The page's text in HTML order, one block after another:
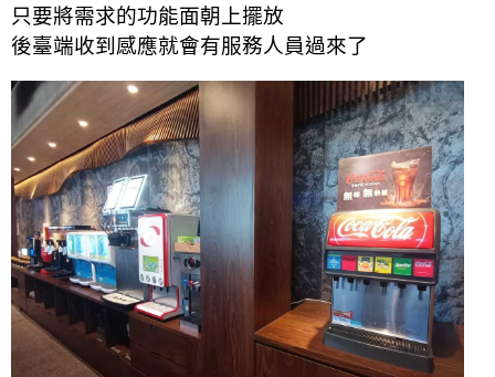
只要將需求的功能面朝上擺放
後臺端收到感應就會有服務人員過來了